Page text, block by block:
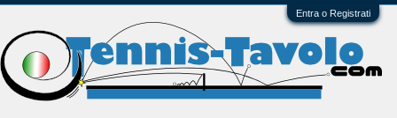
Entra o Registrati